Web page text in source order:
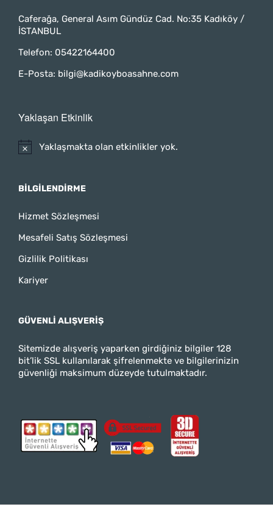
Caferağa, General Asım Gündüz Cad. No:35 Kadıköy /
İSTANBUL
Telefon: 05422164400
E-Posta: bilgi@kadikoyboasahne.com
Yaklaşan Etkinlik
Yaklaşmakta olan etkinlikler yok.
BILGILENDIRME
Hizmet Sözleşmesi
Mesafeli Satış Sözleşmesi
Gizlilik Politikası
Kariyer
GÜVENLI ALIŞVERIŞ
Sitemizde alışveriş yaparken girdiğiniz bilgiler 128
bit’lik SSL kullanılarak şifrelenmekte ve bilgilerinizin
güvenliği maksimum düzeyde tutulmaktadır.